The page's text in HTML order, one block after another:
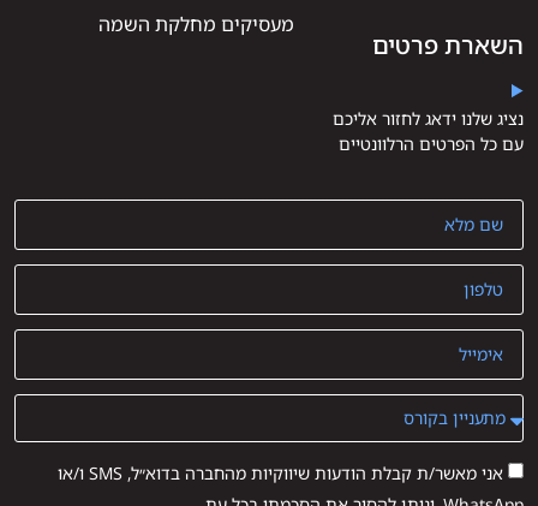
מעסיקים מחלקת השמה
השארת פרטים
נציג שלנו ידאג לחזור אליכם
עם כל הפרטים הרלוונטיים
אני מאשר/ת קבלת הודעות שיווקיות מהחברה בדוא״ל, SMS ו/או